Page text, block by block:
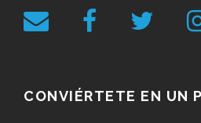
CONVIÉRTETE EN UN